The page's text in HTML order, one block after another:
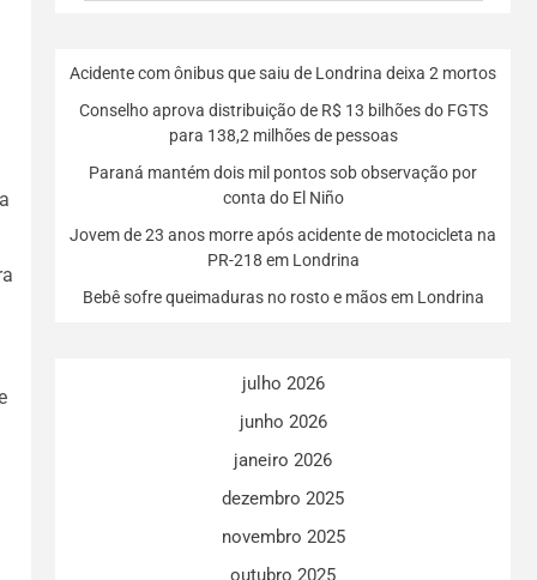
Acidente com ônibus que saiu de Londrina deixa 2 mortos
Conselho aprova distribuição de R$ 13 bilhões do FGTS
para 138,2 milhões de pessoas
Paraná mantém dois mil pontos sob observação por
conta do El Niño
Jovem de 23 anos morre após acidente de motocicleta na
PR-218 em Londrina
Bebê sofre queimaduras no rosto e mãos em Londrina
julho 2026
junho 2026
janeiro 2026
dezembro 2025
novembro 2025
outubro 2025